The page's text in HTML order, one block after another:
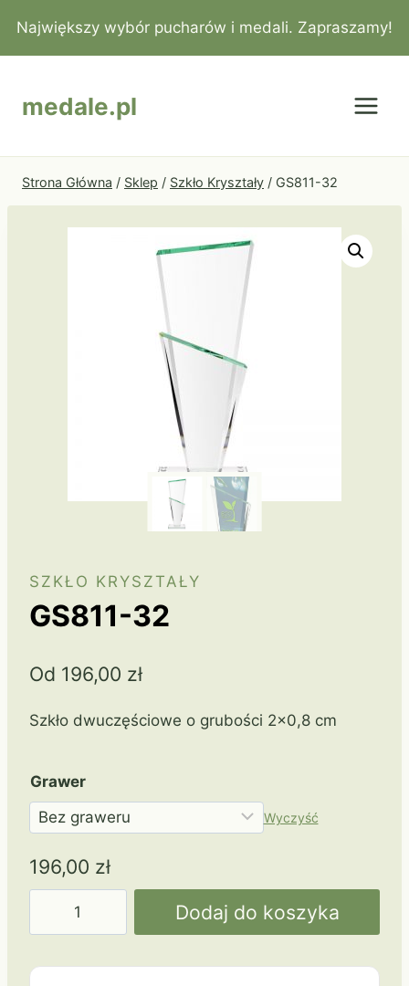
do
treści
Największy wybór pucharów i medali. Zapraszamy!
medale.pl
Strona Główna / Sklep / Szkło Kryształy / GS811-32
SZKŁO KRYSZTAŁY
GS811-32
Od 196,00 zł
Szkło dwuczęściowe o grubości 2×0,8 cm
Grawer
Wyczyść
196,00 zł
Dodaj do koszyka